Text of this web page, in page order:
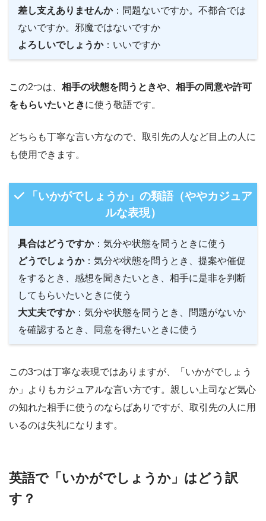
差し支えありませんか：問題ないですか。不都合では
ないですか。邪魔ではないですか
よろしいでしょうか：いいですか
この2つは、 相手の状態を問うときや、相手の同意や許可
をもらいたいときに使う敬語です。
どちらも丁寧な言い方なので、取引先の人など目上の人に
も使用できます。
「いかがでしょうか」の類語（ややカジュア
ルな表現）
具合はどうですか：気分や状態を問うときに使う
どうでしょうか：気分や状態を問うとき、提案や催促
をするとき、感想を聞きたいとき、相手に是非を判断
してもらいたいときに使う
大丈夫ですか：気分や状態を問うとき、問題がないか
を確認するとき、同意を得たいときに使う
この3つは丁寧な表現ではありますが、「いかがでしょう
か」よりもカジュアルな言い方です。親しい上司など気心
の知れた相手に使うのならばありですが、取引先の人に用
いるのは失礼になります。
英語で「いかがでしょうか」はどう訳
す？